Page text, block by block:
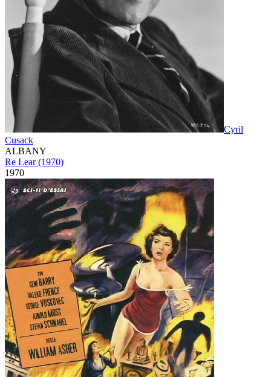
Cyril
Cusack
ALBANY
Re Lear (1970)
1970